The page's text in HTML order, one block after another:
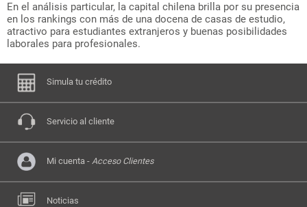
En el análisis particular, la capital chilena brilla por su presencia
en los rankings con más de una docena de casas de estudio,
atractivo para estudiantes extranjeros y buenas posibilidades
laborales para profesionales.
Simula tu crédito
Servicio al cliente
Mi cuenta - Acceso Clientes
Noticias